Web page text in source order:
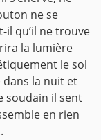
ne se
il qu’il ne trouve
la lumière
le sol
la nuit et
soudain il sent
en rien